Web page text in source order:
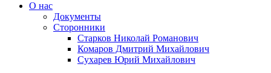
О нас
Документы
Сторонники
Старков Николай Романович
Комаров Дмитрий Михайлович
Сухарев Юрий Михайлович